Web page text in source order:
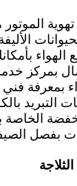
الهواء
بمركز
بمعرفة
التبريد
بفصل